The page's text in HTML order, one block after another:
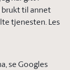
brukt til annet
tjenesten. Les
se Googles